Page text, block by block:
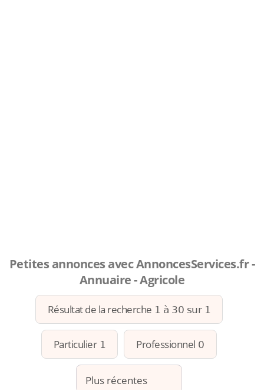
Petites annonces avec AnnoncesServices.fr -
Annuaire - Agricole
Résultat de la recherche 1 à 30 sur 1
Particulier1 Professionnel 0